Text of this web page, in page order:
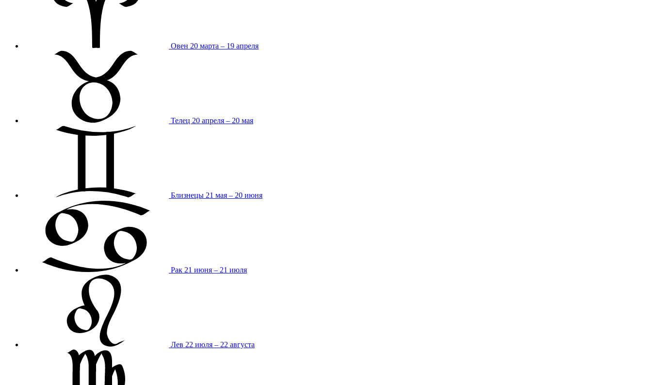
Овен 20 марта – 19 апреля
Телец 20 апреля – 20 мая
Близнецы 21 мая – 20 июня
Рак 21 июня – 21 июля
Лев 22 июля – 22 августа